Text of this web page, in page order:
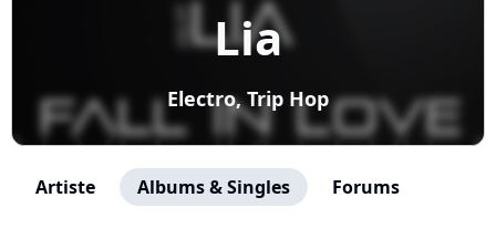
Lia
Electro, Trip Hop
Artiste Albums & Singles Forums